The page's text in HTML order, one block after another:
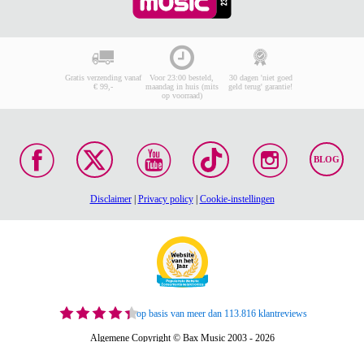
Gratis verzending vanaf
€ 99,-
Voor 23:00 besteld,
maandag in huis (mits
op voorraad)
30 dagen 'niet goed
geld terug' garantie!
BLOG
Disclaimer| Privacy policy| Cookie-instellingen
op basis van meer dan 113.816 klantreviews
Algemene Copyright © Bax Music 2003 - 2026